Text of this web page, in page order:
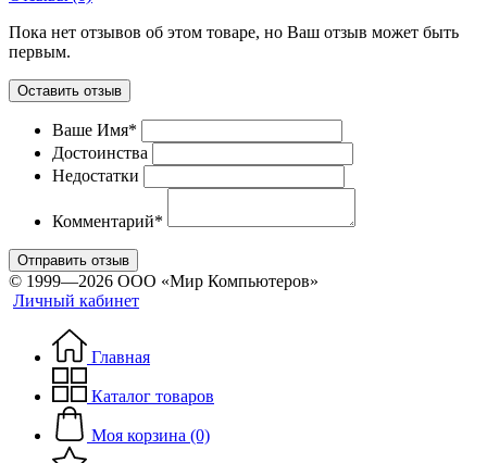
Пока нет отзывов об этом товаре, но Ваш отзыв может быть
первым.
Оставить отзыв
Ваше Имя*
Достоинства
Недостатки
Комментарий*
Отправить отзыв
© 1999—2026 ООО «Мир Компьютеров»
Личный кабинет
Главная
Каталог товаров
Моя корзина (0)